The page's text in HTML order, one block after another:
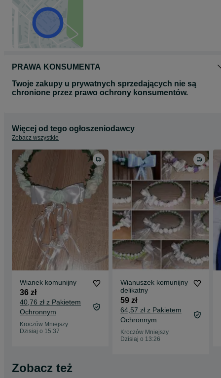
PRAWA KONSUMENTA
Twoje zakupy u prywatnych sprzedających nie są
chronione przez prawo ochrony konsumentów.
Więcej od tego ogłoszeniodawcy
Zobacz wszystkie
Wianek komunijny
36 zł
40,76 zł z Pakietem
Ochronnym
Kroczów Mniejszy
Dzisiaj o 15:37
Wianuszek komunijny
delikatny
59 zł
64,57 zł z Pakietem
Ochronnym
Kroczów Mniejszy
Dzisiaj o 13:26
Zobacz też